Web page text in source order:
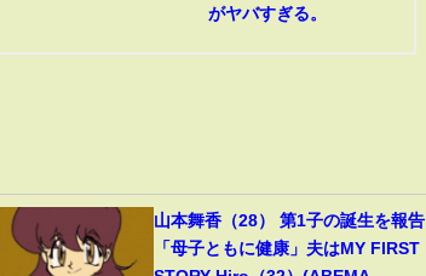
がヤバすぎる。
山本舞香（28） 第1子の誕生を報告
「母子ともに健康」夫はMY FIRST